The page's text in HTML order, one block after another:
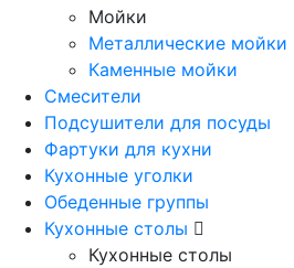
Мойки
Металлические мойки
Каменные мойки
Смесители
Подсушители для посуды
Фартуки для кухни
Кухонные уголки
Обеденные группы
Кухонные столы
Кухонные столы